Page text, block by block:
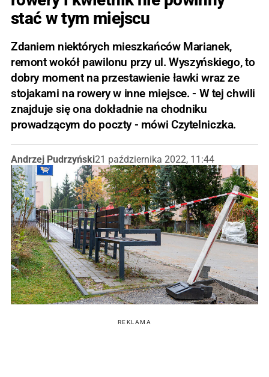
stać w tym miejscu
Zdaniem niektórych mieszkańców Marianek,
remont wokół pawilonu przy ul. Wyszyńskiego, to
dobry moment na przestawienie ławki wraz ze
stojakami na rowery w inne miejsce. - W tej chwili
znajduje się ona dokładnie na chodniku
prowadzącym do poczty - mówi Czytelniczka.
Andrzej Pudrzyński21 października 2022, 11:44
REKLAMA